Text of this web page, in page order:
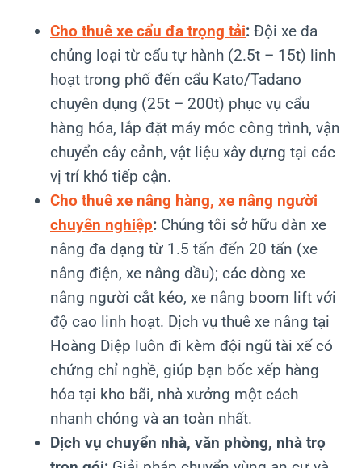
Cho thuê xe cẩu đa trọng tải: Đội xe đa
chủng loại từ cẩu tự hành (2.5t – 15t) linh
hoạt trong phố đến cẩu Kato/Tadano
chuyên dụng (25t – 200t) phục vụ cẩu
hàng hóa, lắp đặt máy móc công trình, vận
chuyển cây cảnh, vật liệu xây dựng tại các
vị trí khó tiếp cận.
Cho thuê xe nâng hàng, xe nâng người
chuyên nghiệp: Chúng tôi sở hữu dàn xe
nâng đa dạng từ 1.5 tấn đến 20 tấn (xe
nâng điện, xe nâng dầu); các dòng xe
nâng người cắt kéo, xe nâng boom lift với
độ cao linh hoạt. Dịch vụ thuê xe nâng tại
Hoàng Diệp luôn đi kèm đội ngũ tài xế có
chứng chỉ nghề, giúp bạn bốc xếp hàng
hóa tại kho bãi, nhà xưởng một cách
nhanh chóng và an toàn nhất.
Dịch vụ chuyển nhà, văn phòng, nhà trọ